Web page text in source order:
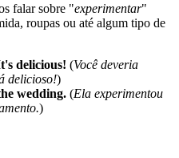
falar sobre "experimentar"
roupas ou até algum tipo de
delicious! (Você deveria
delicioso!)
wedding. (Ela experimentou
)